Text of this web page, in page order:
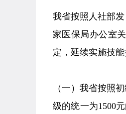
我省按照人社部
家医保局办公室
定，延续实施技能
（一）我省按照
级的统一为1500